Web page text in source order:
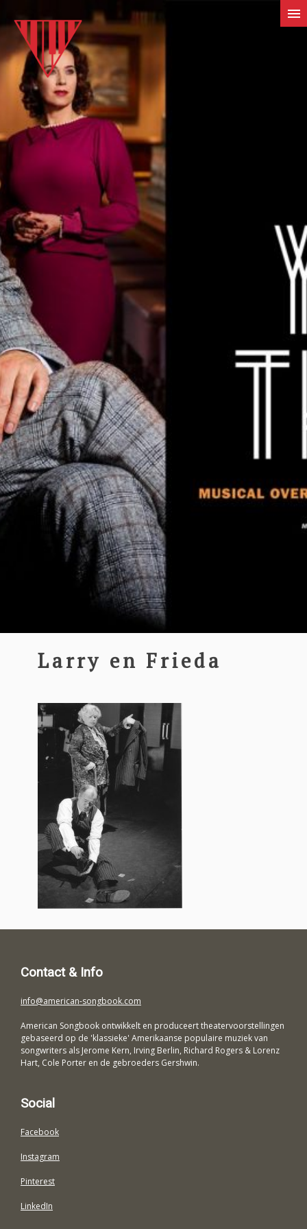
Larry en Frieda
Contact & Info
info@american-songbook.com
American Songbook ontwikkelt en produceert theatervoorstellingen
gebaseerd op de 'klassieke' Amerikaanse populaire muziek van
songwriters als Jerome Kern, Irving Berlin, Richard Rogers & Lorenz
Hart, Cole Porter en de gebroeders Gershwin.
Social
Facebook
Instagram
Pinterest
LinkedIn